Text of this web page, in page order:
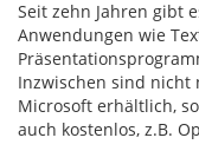
Seit zehn Jahren gibt
Anwendungen wie
Inzwischen sind nicht
Microsoft erhältlich,
auch kostenlos, z.B.